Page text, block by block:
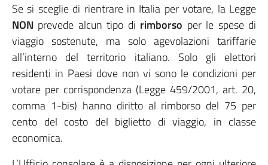
Se si sceglie di rientrare in Italia per votare, la Legge
NON prevede alcun tipo di rimborso per le spese di
viaggio sostenute, ma solo agevolazioni tariffarie
all’interno del territorio italiano. Solo gli elettori
residenti in Paesi dove non vi sono le condizioni per
votare per corrispondenza (Legge 459/2001, art. 20,
comma 1-bis) hanno diritto al rimborso del 75 per
cento del costo del biglietto di viaggio, in classe
economica.